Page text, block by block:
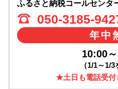
ふるさと納税コールセンタ
050-3185-
年中
10:00
（1/1～1/3
★土日も電話受付